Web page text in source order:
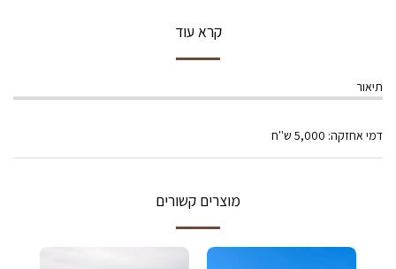
קרא עוד
תיאור
דמי אחזקה: 5,000 ש''ח
מוצרים קשורים